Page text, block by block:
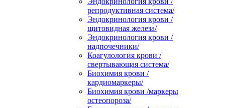
репродуктивная система/
Эндокринология крови /
щитовидная железа/
Эндокринология крови /
надпочечники/
Коагулология крови /
свертывающая система/
Биохимия крови /
кардиомаркеры/
Биохимия крови /маркеры
остеопороза/